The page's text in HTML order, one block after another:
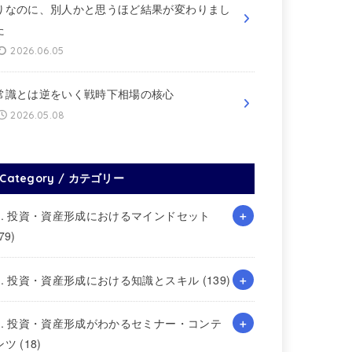
なのに、別人かと思うほど結果が変わりまし
2026.06.05
識とは逆をいく戦時下相場の核心
2026.05.08
Category / カテゴリー
投資・資産形成におけるマインドセット
投資・資産形成における知識とスキル (139)
投資・資産形成がわかるセミナー・コンテ
ツ (18)